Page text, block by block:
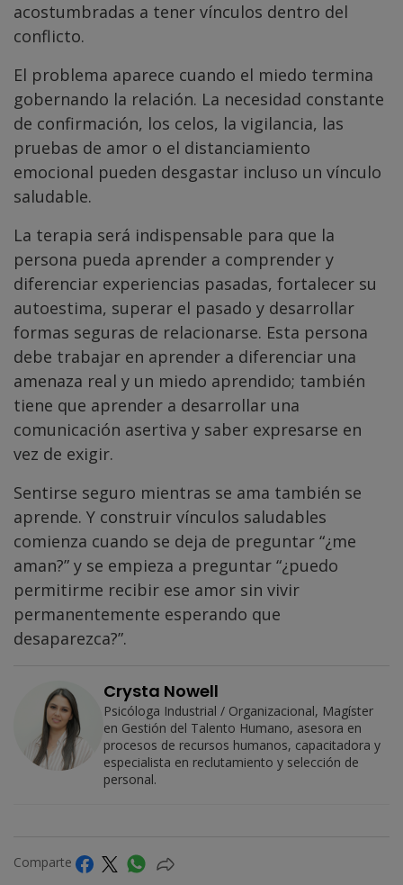
acostumbradas a tener vínculos dentro del
conflicto.
El problema aparece cuando el miedo termina
gobernando la relación. La necesidad constante
de confirmación, los celos, la vigilancia, las
pruebas de amor o el distanciamiento
emocional pueden desgastar incluso un vínculo
saludable.
La terapia será indispensable para que la
persona pueda aprender a comprender y
diferenciar experiencias pasadas, fortalecer su
autoestima, superar el pasado y desarrollar
formas seguras de relacionarse. Esta persona
debe trabajar en aprender a diferenciar una
amenaza real y un miedo aprendido; también
tiene que aprender a desarrollar una
comunicación asertiva y saber expresarse en
vez de exigir.
Sentirse seguro mientras se ama también se
aprende. Y construir vínculos saludables
comienza cuando se deja de preguntar “¿me
aman?” y se empieza a preguntar “¿puedo
permitirme recibir ese amor sin vivir
permanentemente esperando que
desaparezca?”.
Crysta Nowell
Psicóloga Industrial / Organizacional, Magíster
en Gestión del Talento Humano, asesora en
procesos de recursos humanos, capacitadora y
especialista en reclutamiento y selección de
personal.
Comparte